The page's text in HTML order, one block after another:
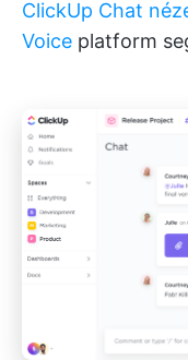
ClickUp Chat
Voice platform